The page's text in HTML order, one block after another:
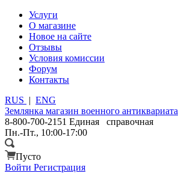
Услуги
О магазине
Новое на сайте
Отзывы
Условия комиссии
Форум
Контакты
RUS | ENG
Землянка магазин военного антиквариата
8-800-700-2151 Единая справочная
Пн.-Пт., 10:00-17:00
Пусто
Войти Регистрация